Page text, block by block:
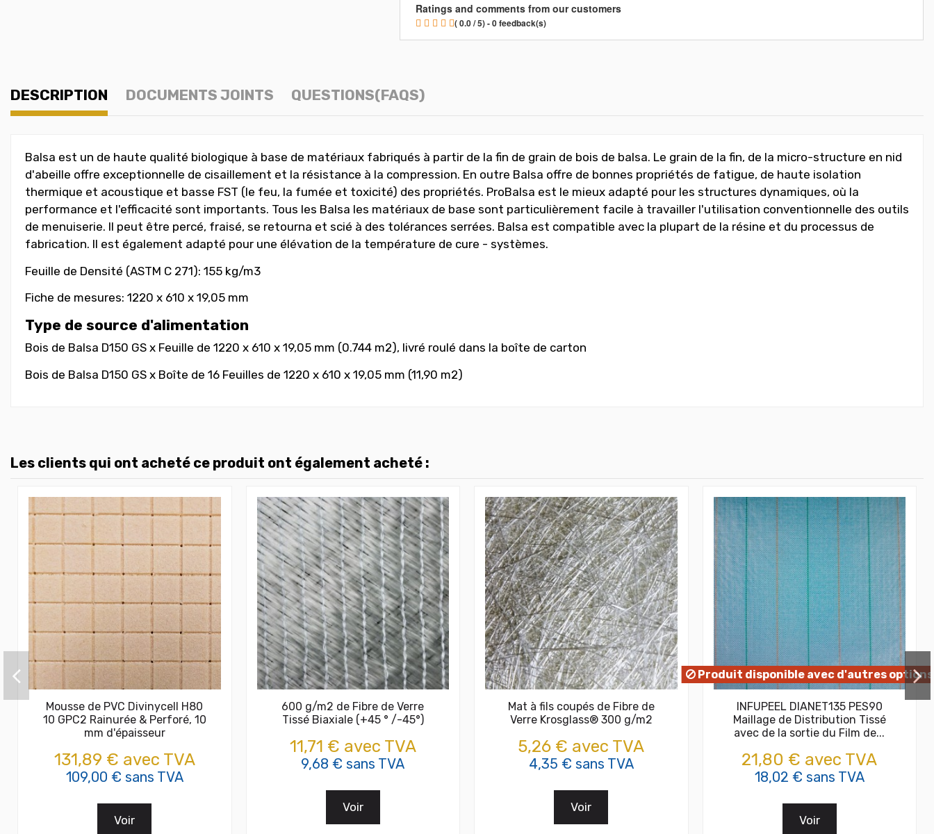
Ratings and comments from our customers
( 0.0 / 5) - 0 feedback(s)
DESCRIPTION DOCUMENTS JOINTS QUESTIONS(FAQS)
Balsa est un de haute qualité biologique à base de matériaux fabriqués à partir de la fin de grain de bois de balsa. Le grain de la fin, de la micro-structure en nid
d'abeille offre exceptionnelle de cisaillement et la résistance à la compression. En outre Balsa offre de bonnes propriétés de fatigue, de haute isolation
thermique et acoustique et basse FST (le feu, la fumée et toxicité) des propriétés. ProBalsa est le mieux adapté pour les structures dynamiques, où la
performance et l'efficacité sont importants. Tous les Balsa les matériaux de base sont particulièrement facile à travailler l'utilisation conventionnelle des outils
de menuiserie. Il peut être percé, fraisé, se retourna et scié à des tolérances serrées. Balsa est compatible avec la plupart de la résine et du processus de
fabrication. Il est également adapté pour une élévation de la température de cure - systèmes.
Feuille de Densité (ASTM C 271): 155 kg/m3
Fiche de mesures: 1220 x 610 x 19,05 mm
Type de source d'alimentation
Bois de Balsa D150 GS x Feuille de 1220 x 610 x 19,05 mm (0.744 m2), livré roulé dans la boîte de carton
Bois de Balsa D150 GS x Boîte de 16 Feuilles de 1220 x 610 x 19,05 mm (11,90 m2)
Les clients qui ont acheté ce produit ont également acheté :
Mousse de PVC Divinycell H80
10 GPC2 Rainurée & Perforé, 10
mm d'épaisseur
131,89 € avec TVA
109,00 € sans TVA
Voir
600 g/m2 de Fibre de Verre
Tissé Biaxiale (+45 ° /-45°)
11,71 € avec TVA
9,68 € sans TVA
Voir
Mat à fils coupés de Fibre de
Verre Krosglass® 300 g/m2
5,26 € avec TVA
4,35 € sans TVA
Voir
Produit disponible avec d'autres options
INFUPEEL DIANET135 PES90
Maillage de Distribution Tissé
avec de la sortie du Film de...
21,80 € avec TVA
18,02 € sans TVA
Voir